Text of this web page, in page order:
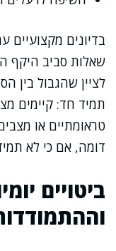
בדיונים מקצועיים
שאלות סביב היקף
לציין שהגבול בין
תמיד חד: קיימים
טראומתיים או
דומה, אם כי לא
ביטויים